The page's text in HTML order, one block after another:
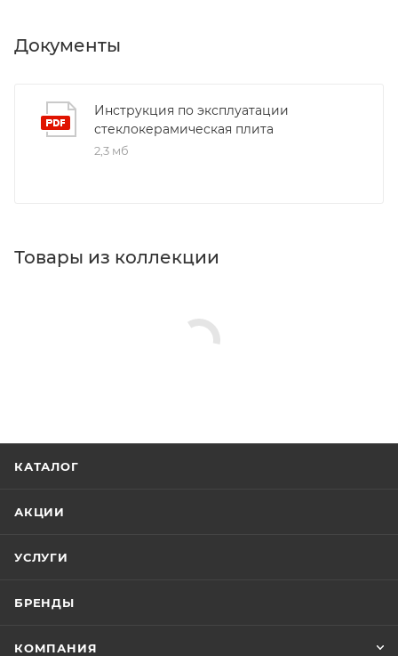
Документы
Инструкция по эксплуатации
стеклокерамическая плита
2,3 мб
Товары из коллекции
КАТАЛОГ
АКЦИИ
УСЛУГИ
БРЕНДЫ
КОМПАНИЯ